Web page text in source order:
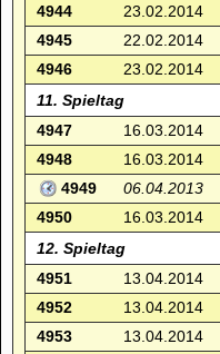
4944
23.02.2014
4945
22.02.2014
4946
23.02.2014
11. Spieltag
4947
16.03.2014
4948
16.03.2014
4949
06.04.2013
4950
16.03.2014
12. Spieltag
4951
13.04.2014
4952
13.04.2014
4953
13.04.2014